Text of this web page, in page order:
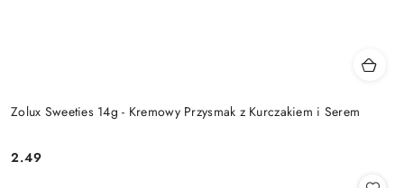
Zolux Sweeties 14g - Kremowy Przysmak z Kurczakiem i Serem
Cena:
2.49